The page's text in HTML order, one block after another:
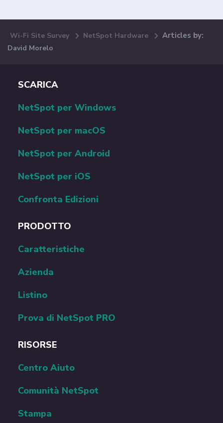
Wi-Fi Site Survey NetSpot Hardware Articles by:
David Morelo
SCARICA
NetSpot per Windows
NetSpot per macOS
NetSpot per Android
NetSpot per iOS
Confronta Edizioni
PRODOTTO
Caratteristiche
Azienda
Listino
Prova di NetSpot PRO
RISORSE
Centro Aiuto
Comunità NetSpot
Stampa